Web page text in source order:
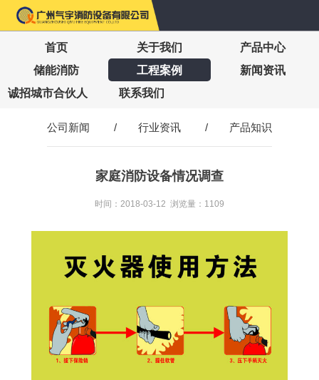
首页 关于我们
产品中心
储能消防
工程案例
新闻资讯
诚招城市合伙人
联系我们
公司新闻 / 行业资讯 / 产品知识
家庭消防设备情况调查
时间：2018-03-12 浏览量：1109